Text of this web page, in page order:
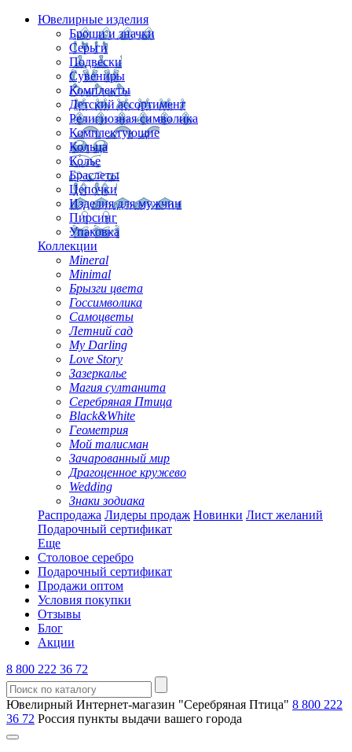
Ювелирные изделия
Броши и значки
Серьги
Подвески
Сувениры
Комплекты
Детский ассортимент
Религиозная символика
Комплектующие
Кольца
Колье
Браслеты
Цепочки
Изделия для мужчин
Пирсинг
Упаковка
Коллекции
Mineral
Minimal
Брызги цвета
Госсимволика
Самоцветы
Летний сад
My Darling
Love Story
Зазеркалье
Магия султанита
Серебряная Птица
Black&White
Геометрия
Мой талисман
Зачарованный мир
Драгоценное кружево
Wedding
Знаки зодиака
Распродажа Лидеры продаж Новинки Лист желаний
Подарочный сертификат
Еще
Столовое серебро
Подарочный сертификат
Продажи оптом
Условия покупки
Отзывы
Блог
Акции
8 800 222 36 72
Ювелирный Интернет-магазин "Серебряная Птица" 8 800 222
36 72 Россия пункты выдачи вашего города